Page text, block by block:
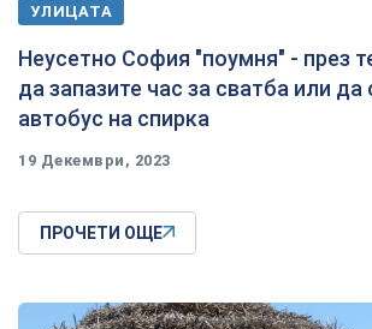
УЛИЦАТА
Неусетно София "поумня" - през
да запазите час за сватба или да
автобус на спирка
19 Декември, 2023
ПРОЧЕТИ ОЩЕ